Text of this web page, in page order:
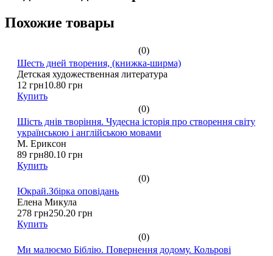
Похожие товары
(0)
Шесть дней творения, (книжка-ширма)
Детская художественная литература
12 грн10.80 грн
Купить
(0)
Шість днів творіння. Чудесна історія про створення світу
українською і англійською мовами
М. Ериксон
89 грн80.10 грн
Купить
(0)
Юкрай.Збірка оповідань
Елена Микула
278 грн250.20 грн
Купить
(0)
Ми малюємо Біблію. Повернення додому. Кольрові